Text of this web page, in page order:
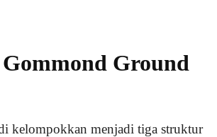
Ground
kelompokkan menjadi tiga struktur